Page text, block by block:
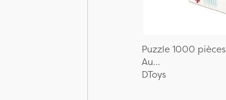
Puzzle 1000
Au...
DToys